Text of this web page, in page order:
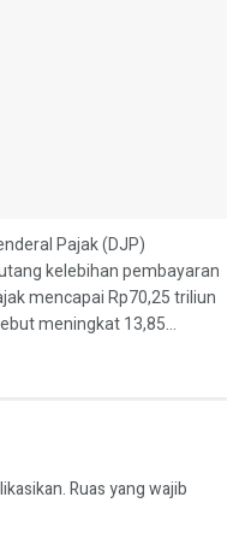
Pajak (DJP)
kelebihan pembayaran
mencapai Rp70,25 triliun
meningkat 13,85...
Ruas yang wajib